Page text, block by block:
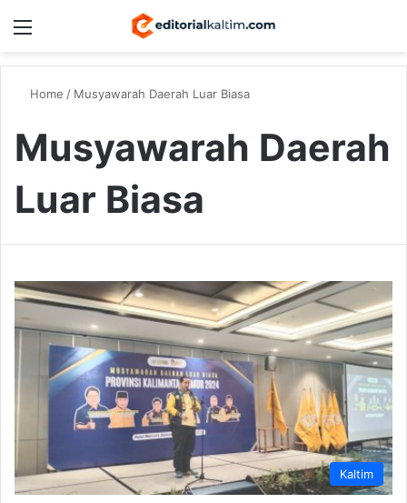
Home / Musyawarah Daerah Luar Biasa
Musyawarah Daerah
Luar Biasa
Kaltim